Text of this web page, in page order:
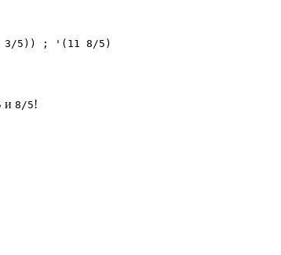
3/5)) ; '(11 8/5)
и 8/5!